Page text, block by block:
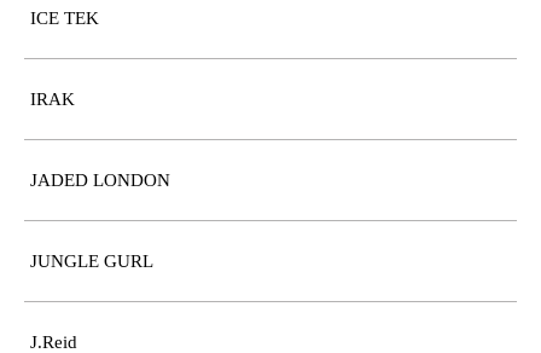
ICE TEK
IRAK
JADED LONDON
JUNGLE GURL
J.Reid